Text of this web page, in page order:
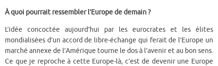
À quoi pourrait ressembler l’Europe de demain ?
L’idée concoctée aujourd’hui par les eurocrates et les élites
mondialisées d’un accord de libre-échange qui ferait de l’Europe un
marché annexe de l’Amérique tourne le dos à l’avenir et au bon sens.
Ce que je reproche à cette Europe-là, c’est de devenir une Europe